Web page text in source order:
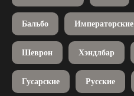
Бальбо Императорские
Шеврон Хэндлбар
Гусарские Русские